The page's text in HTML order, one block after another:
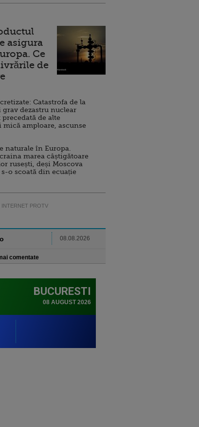
asigura
Ce
de
Catastrofa de la
dezastru nuclear
de alte
mică amploare, ascunse
naturale în Europa.
marea câștigătoare
rusești, deși Moscova
o scoată din ecuație
INTERNET PROTV
08.08.2026
comentate